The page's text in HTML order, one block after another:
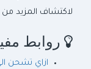
لاكتشاف المزيد من
روابط
ازاي تشحن